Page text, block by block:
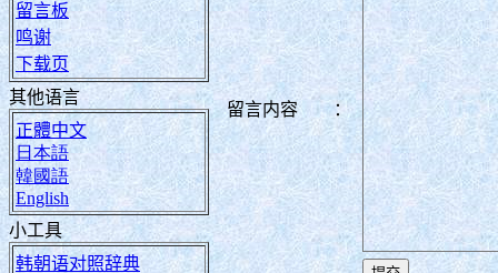
留言板
鸣谢
下载页
其他语言
正體中文
日本語
韓國語
English
小工具
韩朝语对照辞典
留言内容 ：